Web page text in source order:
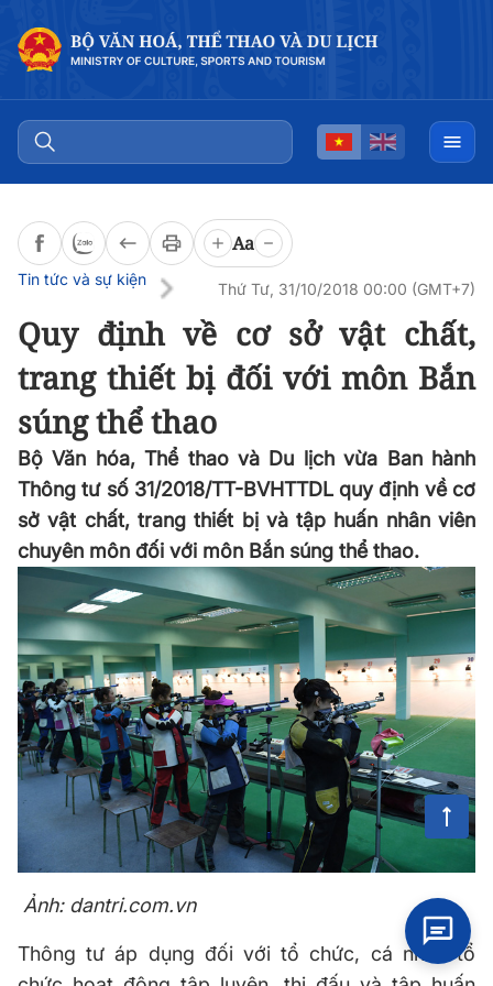
Aa
Tin tức và sự kiện
Thứ Tư, 31/10/2018 00:00 (GMT+7)
Quy định về cơ sở vật chất,
trang thiết bị đối với môn Bắn
súng thể thao
Bộ Văn hóa, Thể thao và Du lịch vừa Ban hành
Thông tư số 31/2018/TT-BVHTTDL quy định về cơ
sở vật chất, trang thiết bị và tập huấn nhân viên
chuyên môn đối với môn Bắn súng thể thao.
Ảnh: dantri.com.vn
Thông tư áp dụng đối với tổ chức, cá nhân tổ
Đọc bài